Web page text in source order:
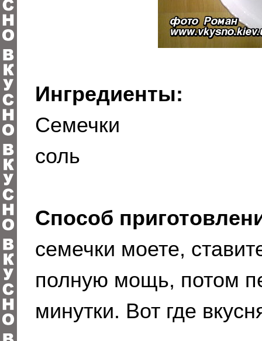
Ингредиенты:
Семечки
соль
Способ
семечки моете,
полную мощь, потом
минутки. Вот где